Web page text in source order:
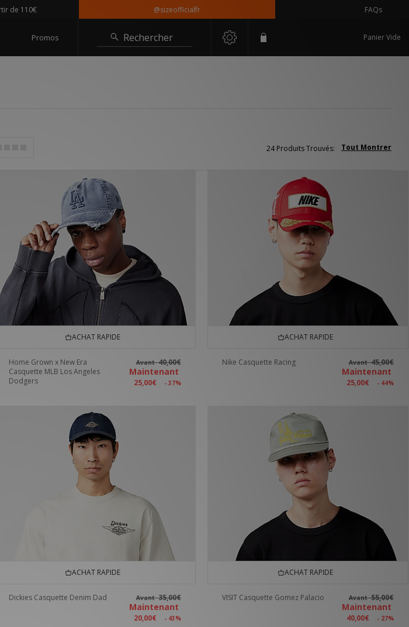
@sizeofficialfr
Promos Rechercher Panier Vide
Tout Montrer
24 Produits Trouvés:
ACHAT RAPIDE
Home Grown x New Era
Casquette MLB Los Angeles
Dodgers
Avant40,00€
Maintenant
25,00€ - 37%
ACHAT RAPIDE
Nike Casquette Racing Avant45,00€
Maintenant
25,00€ - 44%
ACHAT RAPIDE
Dickies Casquette Denim Dad Avant35,00€
Maintenant
20,00€ - 43%
ACHAT RAPIDE
VISIT Casquette Gomez Palacio Avant55,00€
Maintenant
40,00€ - 27%